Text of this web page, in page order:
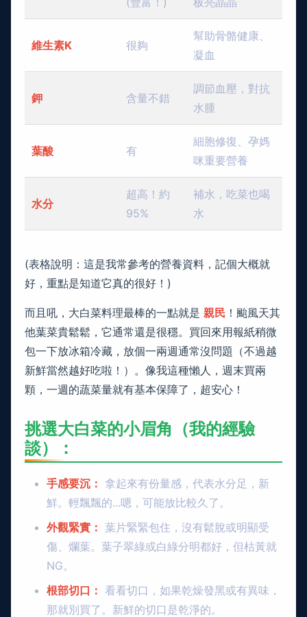
維生素K 很夠
幫助骨骼健康、
凝血
鉀 含量不錯
調節血壓，對抗
水腫
葉酸 有
細胞修復、孕媽
咪重要營養
水分
超高！約
95%
補水，吃菜也喝
水
(表格說明：這是我常參考的營養資料，記個大概就
好，重點是知道它真的很好！)
而且吼，大白菜料理最棒的一點就是 親民 ！颱風天其
他葉菜貴鬆鬆，它通常還是很穩。買回來用報紙稍微
包一下放冰箱冷藏，放個一兩週通常沒問題（不過越
新鮮當然越好吃啦！）。像我這種懶人，週末買兩
顆，一週的蔬菜量就有基本保障了，超安心！
挑選大白菜的小眉角（我的經驗
談）：
手感要沉： 拿起來有份量感，代表水分足，新
鮮。輕飄飄的...嗯，可能放比較久了。
外觀緊實： 葉片緊緊包住，沒有鬆脫或明顯受
傷、爛葉。葉子翠綠或白綠分明都好，但枯黃就
NG。
根部切口： 看看切口，如果乾燥發黑或有異味，
那就別買了。新鮮的切口是乾淨的。